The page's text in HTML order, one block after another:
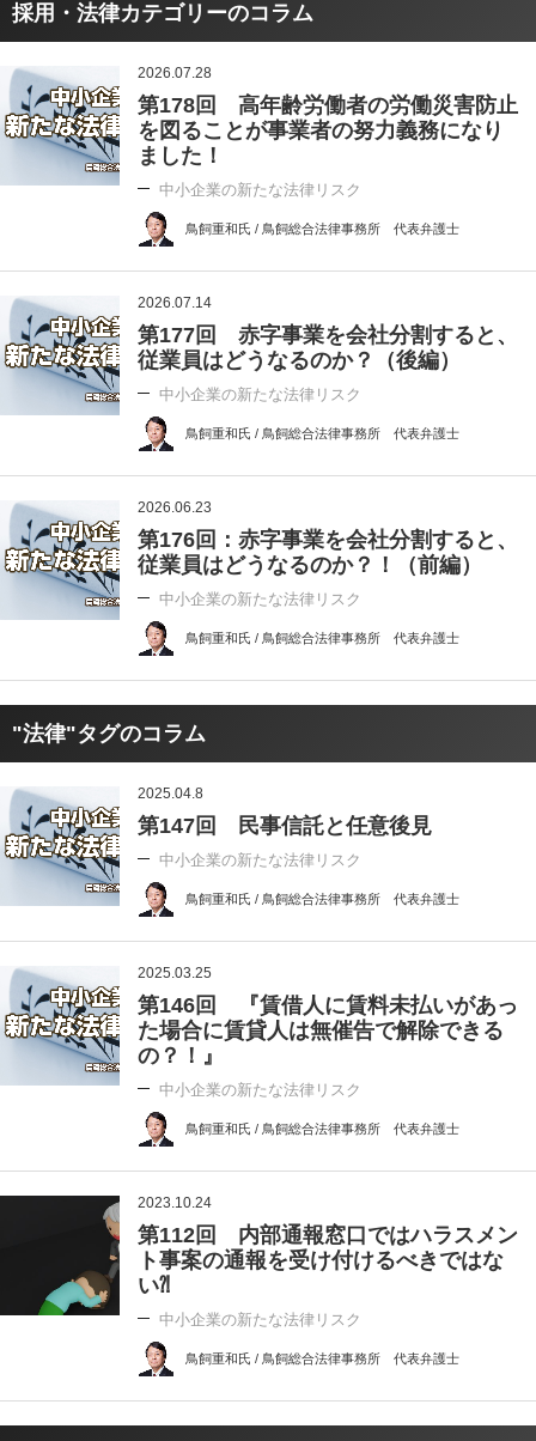
採用・法律カテゴリーのコラム
2026.07.28
第178回 高年齢労働者の労働災害防止
を図ることが事業者の努力義務になり
ました！
中小企業の新たな法律リスク
鳥飼重和氏 / 鳥飼総合法律事務所 代表弁護士
2026.07.14
第177回 赤字事業を会社分割すると、
従業員はどうなるのか？（後編）
中小企業の新たな法律リスク
鳥飼重和氏 / 鳥飼総合法律事務所 代表弁護士
2026.06.23
第176回：赤字事業を会社分割すると、
従業員はどうなるのか？！（前編）
中小企業の新たな法律リスク
鳥飼重和氏 / 鳥飼総合法律事務所 代表弁護士
"法律"タグのコラム
2025.04.8
第147回 民事信託と任意後見
中小企業の新たな法律リスク
鳥飼重和氏 / 鳥飼総合法律事務所 代表弁護士
2025.03.25
第146回 『賃借人に賃料未払いがあっ
た場合に賃貸人は無催告で解除できる
の？！』
中小企業の新たな法律リスク
鳥飼重和氏 / 鳥飼総合法律事務所 代表弁護士
2023.10.24
第112回 内部通報窓口ではハラスメン
ト事案の通報を受け付けるべきではな
い⁈
中小企業の新たな法律リスク
鳥飼重和氏 / 鳥飼総合法律事務所 代表弁護士